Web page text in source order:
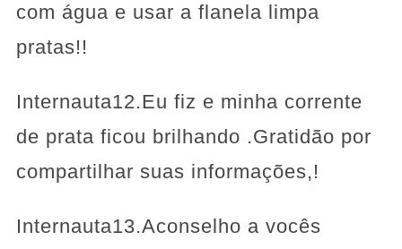
com água e usar a flanela limpa
pratas!!
Internauta12.Eu fiz e minha corrente
de prata ficou brilhando .Gratidão por
compartilhar suas informações,!
Internauta13.Aconselho a vocês